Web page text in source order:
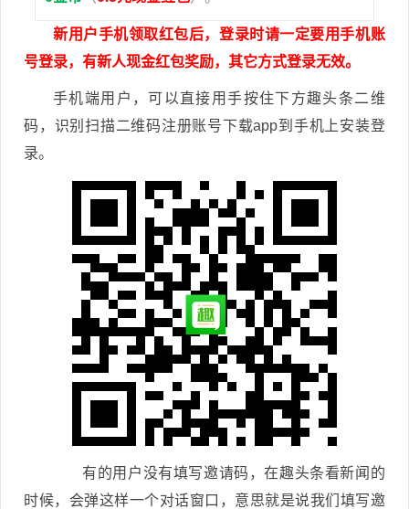
新用户手机领取红包后，登录时请一定要用手机账
号登录，有新人现金红包奖励，其它方式登录无效。
手机端用户，可以直接用手按住下方趣头条二维
码，识别扫描二维码注册账号下载app到手机上安装登
录。
有的用户没有填写邀请码，在趣头条看新闻的
时候，会弹这样一个对话窗口，意思就是说我们填写邀